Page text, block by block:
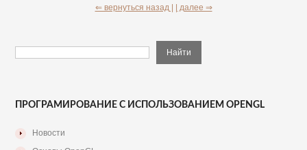
⇐ вернуться назад | | далее ⇒
ПРОГРАМИРОВАНИЕ С ИСПОЛЬЗОВАНИЕМ OPENGL
Новости